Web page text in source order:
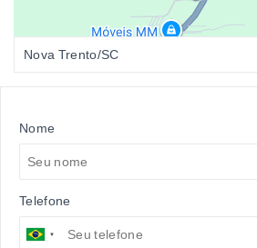
Nova Trento/SC
Nome
Telefone